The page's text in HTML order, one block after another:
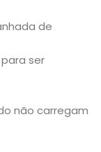
de
ser
não carregam